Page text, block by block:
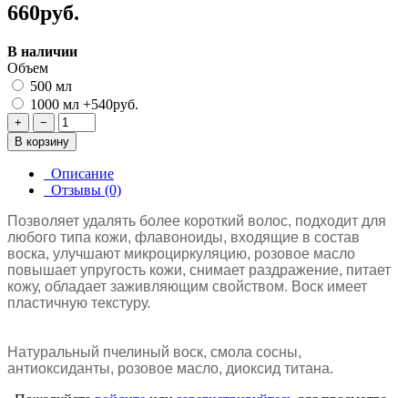
660руб.
В наличии
Объем
500 мл
1000 мл +540руб.
+
−
В корзину
Описание
Отзывы (0)
Позволяет удалять более короткий волос, подходит для
любого типа кожи, флавоноиды, входящие в состав
воска, улучшают микроциркуляцию, розовое масло
повышает упругость кожи, снимает раздражение, питает
кожу, обладает заживляющим свойством. Воск имеет
пластичную текстуру.
Натуральный пчелиный воск, смола сосны,
антиоксиданты, розовое масло, диоксид титана.